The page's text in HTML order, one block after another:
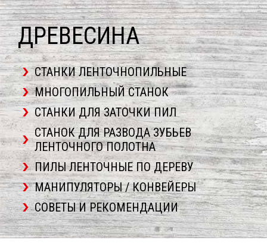
ДРЕВЕСИНА
СТАНКИ ЛЕНТОЧНОПИЛЬНЫЕ
МНОГОПИЛЬНЫЙ СТАНОК
СТАНКИ ДЛЯ ЗАТОЧКИ ПИЛ
СТАНОК ДЛЯ РАЗВОДА ЗУБЬЕВ
ЛЕНТОЧНОГО ПОЛОТНА
ПИЛЫ ЛЕНТОЧНЫЕ ПО ДЕРЕВУ
МАНИПУЛЯТОРЫ / КОНВЕЙЕРЫ
СОВЕТЫ И РЕКОМЕНДАЦИИ